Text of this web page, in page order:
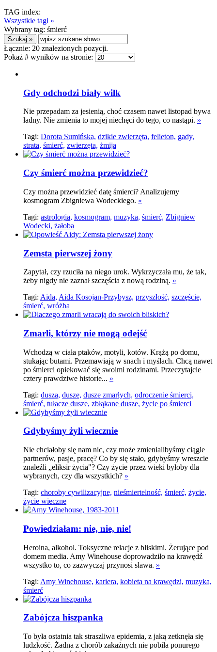
TAG index:
Wszystkie tagi »
Wybrany tag: śmierć
Łącznie: 20 znalezionych pozycji.
Pokaż # wyników na stronie:
Gdy odchodzi biały wilk
Nie przepadam za jesienią, choć czasem nawet listopad bywa
ładny. Nie zmienia to mojej niechęci do tego, co nastąpi. »
Tagi: Dorota Sumińska, dzikie zwierzęta, felieton, gady,
strata, śmierć, zwierzęta, żmija
Czy śmierć można przewidzieć?
Czy można przewidzieć datę śmierci? Analizujemy
kosmogram Zbigniewa Wodeckiego. »
Tagi: astrologia, kosmogram, muzyka, śmierć, Zbigniew
Wodecki, żałoba
Zemsta pierwszej żony
Zapytał, czy rzuciła na niego urok. Wykrzyczała mu, że tak,
żeby nigdy nie zaznał szczęścia z nową rodziną. »
Tagi: Aida, Aida Kosojan-Przybysz, przyszłość, szczęście,
śmierć, wróżba
Zmarli, którzy nie mogą odejść
Wchodzą w ciała ptaków, motyli, kotów. Krążą po domu,
stukając butami. Przemawiają w snach i myślach. Chcą nawet
po śmierci opiekować się swoimi rodzinami. Przeczytajcie
cztery prawdziwe historie... »
Tagi: dusza, dusze, dusze zmarłych, odroczenie śmierci,
śmierć, tułacze dusze, zbłąkane dusze, życie po śmierci
Gdybyśmy żyli wiecznie
Nie chciałoby się nam nic, czy może zmienialibyśmy ciągle
partnerów, pasje, pracę? Co by się stało, gdybyśmy wreszcie
znaleźli „eliksir życia"? Czy życie przez wieki byłoby dla
wybranych, czy dla wszystkich? »
Tagi: choroby cywilizacyjne, nieśmiertelność, śmierć, życie,
życie wieczne
Powiedziałam: nie, nie, nie!
Heroina, alkohol. Toksyczne relacje z bliskimi. Żerujące pod
domem media. Amy Winehouse doprowadziło na krawędź
wszystko to, co zazwyczaj przynosi sława. »
Tagi: Amy Winehouse, kariera, kobieta na krawędzi, muzyka,
śmierć
Zabójcza hiszpanka
To była ostatnia tak straszliwa epidemia, z jaką zetknęła się
ludzkość. Żadna z chorób zakaźnych nie pobiła ponurego